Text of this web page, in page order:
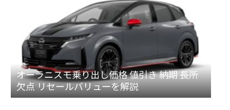
オーラニスモ乗り出し価格 値引き 納期 長所
欠点 リセールバリューを解説